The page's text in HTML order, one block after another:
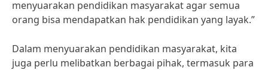
menyuarakan pendidikan masyarakat agar semua
orang bisa mendapatkan hak pendidikan yang layak.”
Dalam menyuarakan pendidikan masyarakat, kita
juga perlu melibatkan berbagai pihak, termasuk para